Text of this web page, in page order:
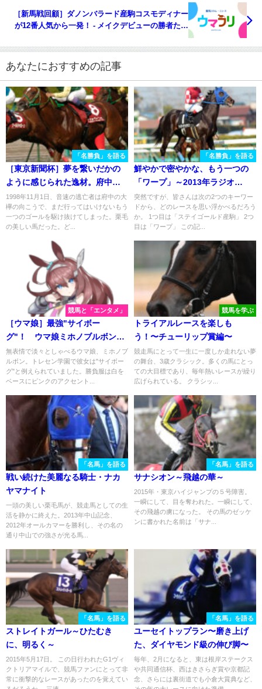
［新馬戦回顧］ダノンバラード産駒コスモディナー
が12番人気から一発！ - メイクデビューの勝者たち
あなたにおすすめの記事
「名勝負」を語る
［東京新聞杯］夢を繋いだかの
ように感じられた逸材。府中で
末脚が光った一戦を振り返る。 -
2007年・スズカフェニックス
1998年11月1日、音速の逃亡者は府中の大
欅の向こうで、まだ行ってはいけないもう
一つのゴールを駆け抜けてしまった。栗毛
の美しい馬だった。ど...
「名勝負」を語る
鮮やかで密やかな、もう一つの
「ワープ」～2013年ラジオ
NIKKEI賞・ケイアイチョウサン
～
突然ですが、皆さんは次の2つのキーワー
ドから、どのレースを思い浮かべるだろう
か。 1つ目は「ステイゴールド産駒」 2つ
目は「ワープ」 この記...
競馬と「エンタメ」
［ウマ娘］最強"サイボー
グ"！ ウマ娘ミホノブルボン
と、史実馬ミホノブルボン。
無表情で淡々としゃべるウマ娘、ミホノブ
ルボン。トレセン学園で彼女は"サイボー
グ"と例えられていました。勝負服は白を
ベースにピンクのアクセント...
競馬を学ぶ
トライアルレースを楽しも
う！〜チューリップ賞編〜
競走馬にとって一生に一度しか走れない夢
の舞台、3歳クラシック。多くの馬にとっ
ての大目標であり、毎年熱いレースが繰り
広げられている。 クラシッ...
「名馬」を語る
戦い続けた美麗なる騎士・ナカ
ヤマナイト
一頭の美しい栗毛馬が、競走馬としての生
活を静かに終えた。2013年中山記念、
2012年オールカマーを勝利し、その名の
通り中山での強さが光る馬...
「名馬」を語る
サナシオン～飛越の華～
2015年・東京ハイジャンプの５号障害。
一瞬にして、目を奪われた。一瞬にして、
その飛越の虜になった。 その馬のゼッケ
ンに書かれた名前は「サナ...
「名馬」を語る
ストレイトガール～ひたむき
に、明るく～
2015年5月17日。 この日行われたG1ヴィ
クトリアマイルで、競馬ファンにとって非
常に衝撃的なレースがあったのを覚えてい
「名馬」を語る
ユーセイトップラン〜磨き上げ
た、ダイヤモンド級の伸び脚〜
毎年、2月になると、東は根岸ステークス
や共同通信杯、西はきさらぎ賞や京都記
念、さらには裏街道でも小倉大賞典など、